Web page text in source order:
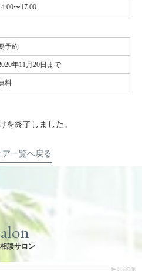
〜17:00
予約
年11月20日まで
料
を終了しました。
ア一覧へ戻る
談サロン